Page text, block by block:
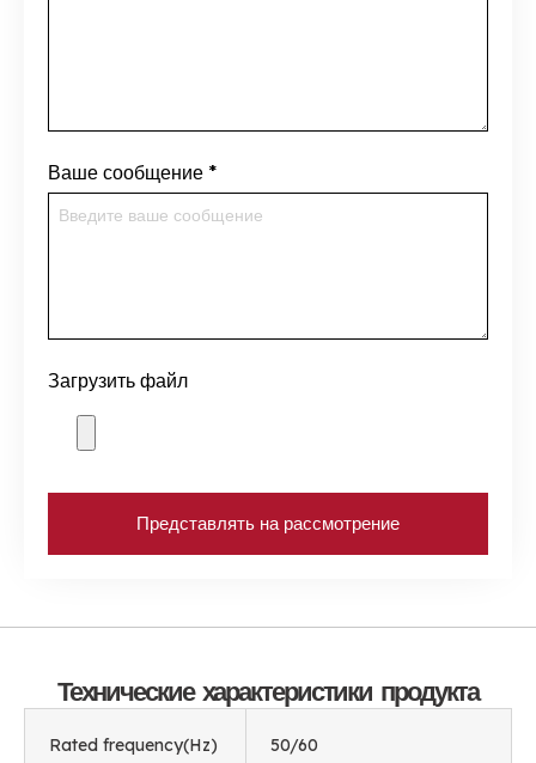
Ваше сообщение *
Загрузить файл
Представлять на рассмотрение
Технические характеристики продукта
Rated frequency(Hz) 50/60